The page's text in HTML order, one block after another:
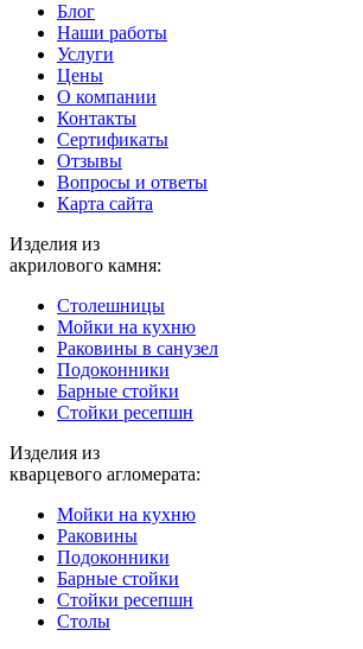
Блог
Наши работы
Услуги
Цены
О компании
Контакты
Cертификаты
Отзывы
Вопросы и ответы
Карта сайта
Изделия из
акрилового камня:
Столешницы
Мойки на кухню
Раковины в санузел
Подоконники
Барные стойки
Стойки ресепшн
Изделия из
кварцевого агломерата:
Мойки на кухню
Раковины
Подоконники
Барные стойки
Стойки ресепшн
Столы